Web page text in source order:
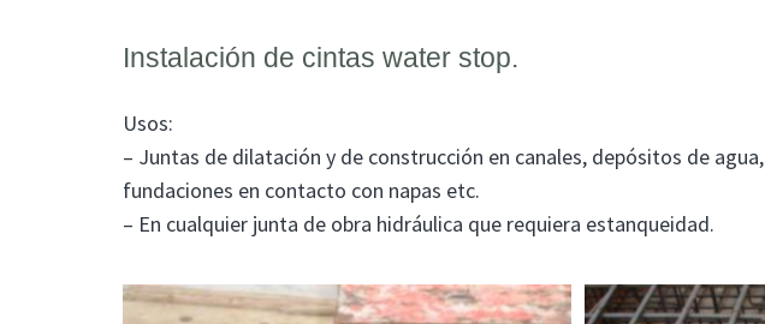
Instalación de cintas water stop.
Usos:
– Juntas de dilatación y de construcción en canales, depósitos de agua,
fundaciones en contacto con napas etc.
– En cualquier junta de obra hidráulica que requiera estanqueidad.